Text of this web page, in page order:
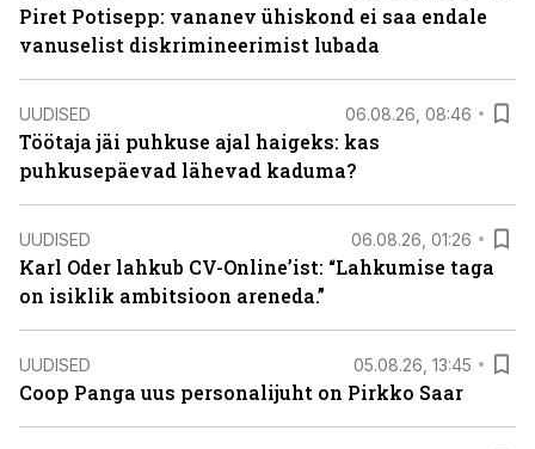
Piret Potisepp: vananev ühiskond ei saa endale
vanuselist diskrimineerimist lubada
UUDISED 06.08.26, 08:46
Töötaja jäi puhkuse ajal haigeks: kas
puhkusepäevad lähevad kaduma?
UUDISED 06.08.26, 01:26
Karl Oder lahkub CV-Online’ist: “Lahkumise taga
on isiklik ambitsioon areneda.”
UUDISED 05.08.26, 13:45
Coop Panga uus personalijuht on Pirkko Saar